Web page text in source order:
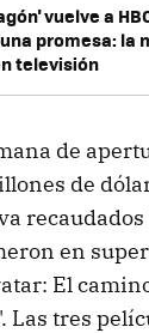
vuelve a
promesa: la
televisión
de
de
en
El
Las tres